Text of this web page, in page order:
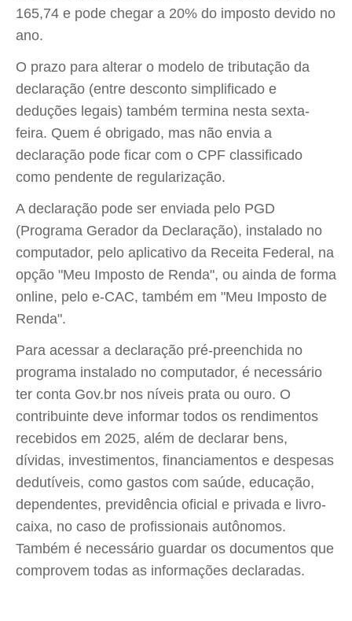
165,74 e pode chegar a 20% do imposto devido no
ano.
O prazo para alterar o modelo de tributação da
declaração (entre desconto simplificado e
deduções legais) também termina nesta sexta-
feira. Quem é obrigado, mas não envia a
declaração pode ficar com o CPF classificado
como pendente de regularização.
A declaração pode ser enviada pelo PGD
(Programa Gerador da Declaração), instalado no
computador, pelo aplicativo da Receita Federal, na
opção "Meu Imposto de Renda", ou ainda de forma
online, pelo e-CAC, também em "Meu Imposto de
Renda".
Para acessar a declaração pré-preenchida no
programa instalado no computador, é necessário
ter conta Gov.br nos níveis prata ou ouro. O
contribuinte deve informar todos os rendimentos
recebidos em 2025, além de declarar bens,
dívidas, investimentos, financiamentos e despesas
dedutíveis, como gastos com saúde, educação,
dependentes, previdência oficial e privada e livro-
caixa, no caso de profissionais autônomos.
Também é necessário guardar os documentos que
comprovem todas as informações declaradas.